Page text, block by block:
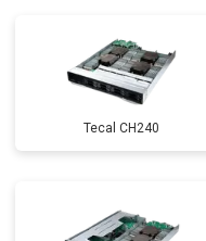
Tecal CH240